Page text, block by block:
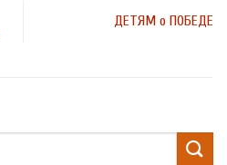
ДЕТЯМ о ПОБЕДЕ